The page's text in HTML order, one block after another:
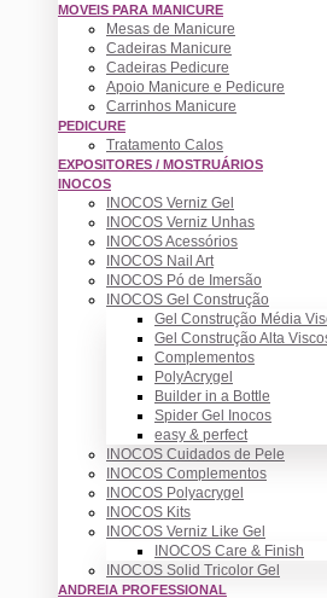
MOVEIS PARA MANICURE
Mesas de Manicure
Cadeiras Manicure
Cadeiras Pedicure
Apoio Manicure e Pedicure
Carrinhos Manicure
PEDICURE
Tratamento Calos
EXPOSITORES / MOSTRUÁRIOS
INOCOS
INOCOS Verniz Gel
INOCOS Verniz Unhas
INOCOS Acessórios
INOCOS Nail Art
INOCOS Pó de Imersão
INOCOS Gel Construção
Gel Construção Média
Gel Construção Alta
Complementos
PolyAcrygel
Builder in a Bottle
Spider Gel Inocos
easy & perfect
INOCOS Cuidados de Pele
INOCOS Complementos
INOCOS Polyacrygel
INOCOS Kits
INOCOS Verniz Like Gel
INOCOS Care & Finish
INOCOS Solid Tricolor Gel
ANDREIA PROFESSIONAL